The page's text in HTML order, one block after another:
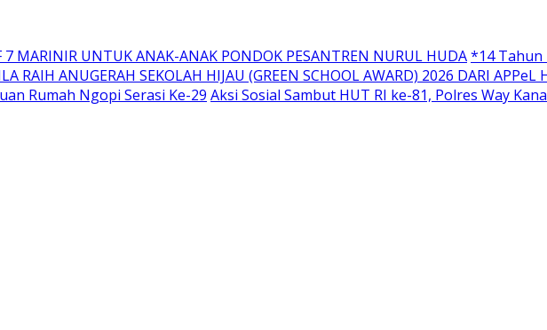
7 MARINIR UNTUK ANAK-ANAK PONDOK PESANTREN NURUL HUDA*14 Tahun
RAIH ANUGERAH SEKOLAH HIJAU (GREEN SCHOOL AWARD) 2026 DARI APPeL
Rumah Ngopi Serasi Ke-29 Aksi Sosial Sambut HUT RI ke-81, Polres Way